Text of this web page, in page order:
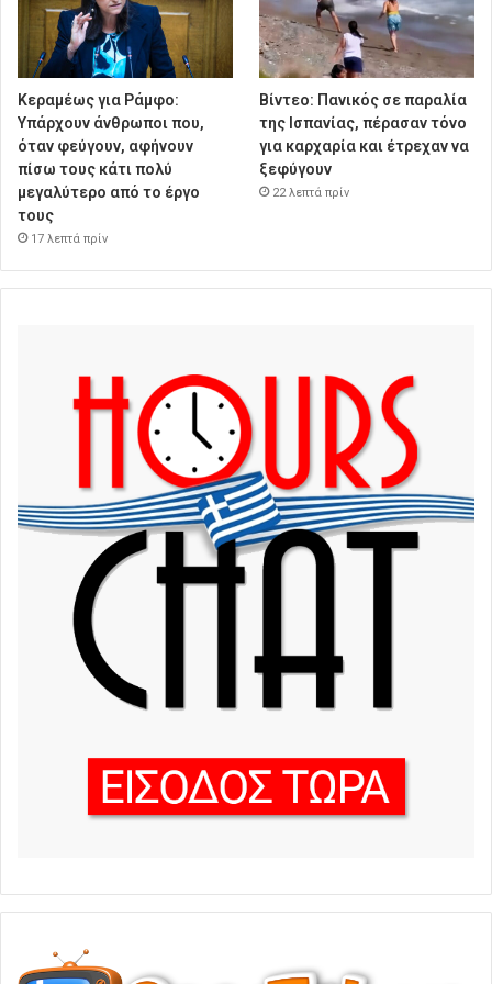
Κεραμέως για Ράμφο:
Υπάρχουν άνθρωποι που,
όταν φεύγουν, αφήνουν
πίσω τους κάτι πολύ
μεγαλύτερο από το έργο
τους
17 λεπτά πρίν
Βίντεο: Πανικός σε παραλία
της Ισπανίας, πέρασαν τόνο
για καρχαρία και έτρεχαν να
ξεφύγουν
22 λεπτά πρίν